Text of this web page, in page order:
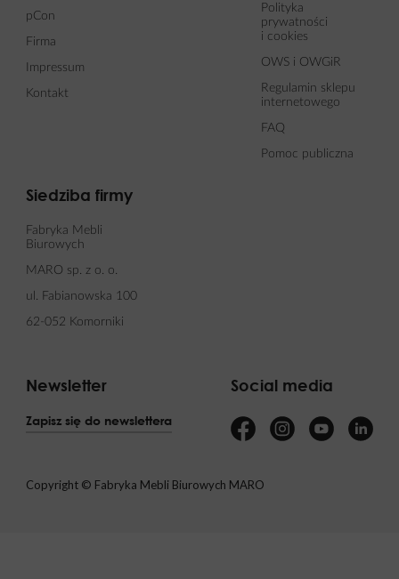
pCon
Firma
Impressum
Kontakt
Polityka
prywatności
i cookies
OWS i OWGiR
Regulamin sklepu
internetowego
FAQ
Pomoc publiczna
Siedziba firmy
Fabryka Mebli
Biurowych
MARO sp. z o. o.
ul. Fabianowska 100
62-052 Komorniki
Newsletter
Zapisz się do newslettera
Social media
Copyright © Fabryka Mebli Biurowych MARO